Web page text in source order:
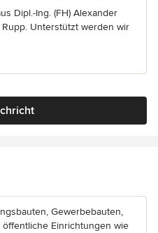
Dipl.-Ing. (FH) Alexander
Unterstützt werden wir
Gewerbebauten,
Einrichtungen wie